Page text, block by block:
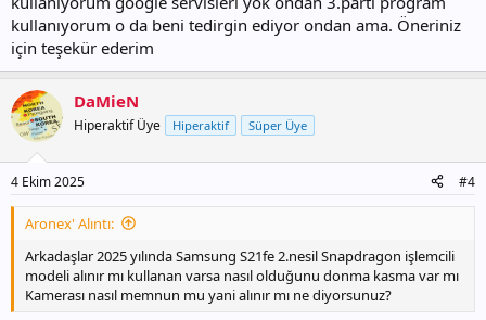
kullanıyorum o da beni tedirgin ediyor ondan ama. Öneriniz
için teşekür ederim
DaMieN
Hiperaktif Üye Hiperaktif Süper Üye
4 Ekim 2025 #4
Aronex' Alıntı:
Arkadaşlar 2025 yılında Samsung S21fe 2.nesil Snapdragon işlemcili
modeli alınır mı kullanan varsa nasıl olduğunu donma kasma var mı
Kamerası nasıl memnun mu yani alınır mı ne diyorsunuz?